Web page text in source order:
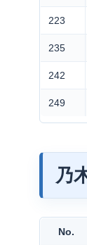
223
235
242
249
乃
No.